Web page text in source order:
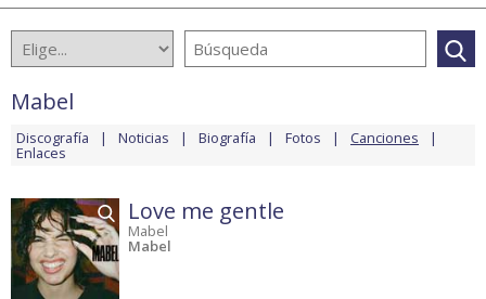
Mabel
Discografía Noticias Biografía Fotos Canciones
Enlaces
Love me gentle
Mabel
Mabel